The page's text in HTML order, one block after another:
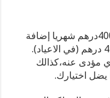
سنتحدت عن الراتب حيت يصل إلى 4000درهم شهريا إضافة
مؤدى عنه،كذالك
يضل اختيارك.